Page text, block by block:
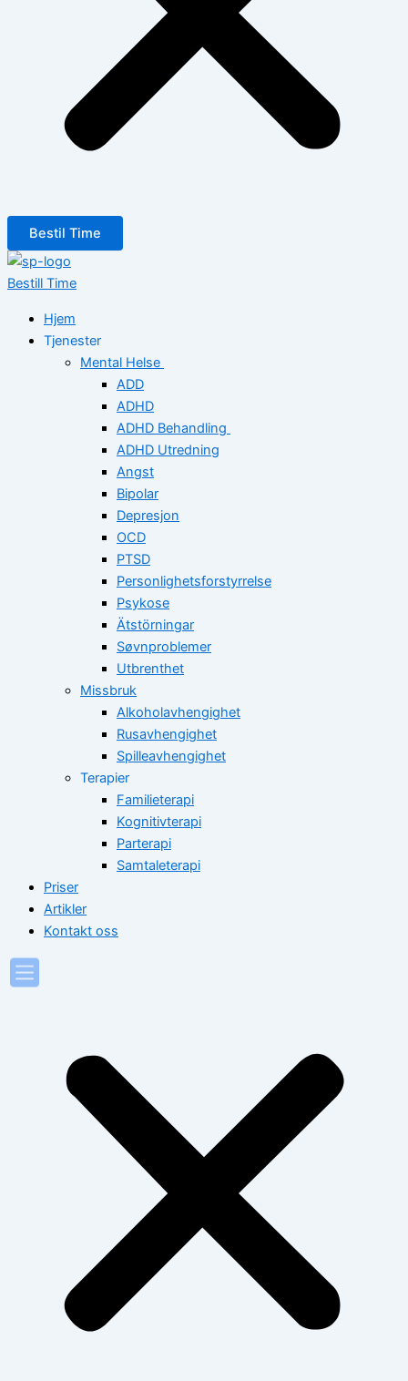
Bestil Time
Bestill Time
Hjem
Tjenester
Mental Helse
ADD
ADHD
ADHD Behandling
ADHD Utredning
Angst
Bipolar
Depresjon
OCD
PTSD
Personlighetsforstyrrelse
Psykose
Ätstörningar
Søvnproblemer
Utbrenthet
Missbruk
Alkoholavhengighet
Rusavhengighet
Spilleavhengighet
Terapier
Familieterapi
Kognitivterapi
Parterapi
Samtaleterapi
Priser
Artikler
Kontakt oss